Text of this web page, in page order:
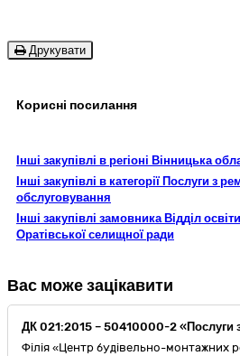
Друкувати
Корисні посилання
Інші закупівлі в регіоні Вінницька
Інші закупівлі в категорії Послуги з
обслуговування
Інші закупівлі замовника Відділ
Оратівської селищної ради
Вас може зацікавити
Філія «Центр будівельно-монтажних